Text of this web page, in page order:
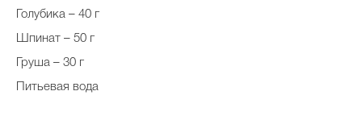
Голубика – 40 г
Шпинат – 50 г
Груша – 30 г
Питьевая вода